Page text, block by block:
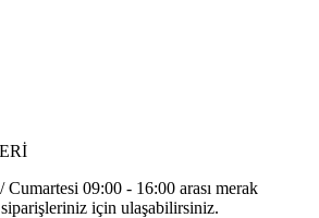
09:00 - 16:00 arası merak
için ulaşabilirsiniz.